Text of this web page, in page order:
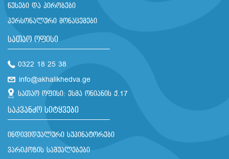
წესები და პირობები
პერსონალური მონაცემები
სათაო ოფისი
0322 18 25 38
info@akhalikhedva.ge
სათაო ოფისი: ესმა ონიანის ქ.17
საკვანძო სიტყვები
ინდივიდუალური სუპინატორები
ვარიკოზის საშუალებები